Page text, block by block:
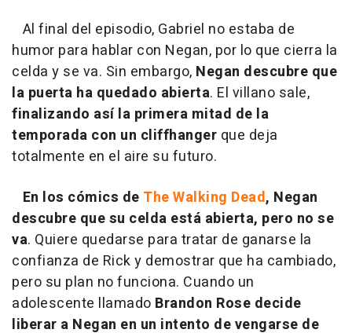
Al final del episodio, Gabriel no estaba de
humor para hablar con Negan, por lo que cierra la
celda y se va. Sin embargo, Negan descubre que
la puerta ha quedado abierta. El villano sale,
finalizando así la primera mitad de la
temporada con un cliffhanger que deja
totalmente en el aire su futuro.
En los cómics de The Walking Dead, Negan
descubre que su celda está abierta, pero no se
va. Quiere quedarse para tratar de ganarse la
confianza de Rick y demostrar que ha cambiado,
pero su plan no funciona. Cuando un
adolescente llamado Brandon Rose decide
liberar a Negan en un intento de vengarse de